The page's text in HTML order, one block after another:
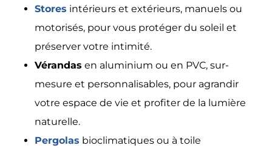
Stores intérieurs et extérieurs, manuels ou
motorisés, pour vous protéger du soleil et
préserver votre intimité.
Vérandas en aluminium ou en PVC, sur-
mesure et personnalisables, pour agrandir
votre espace de vie et profiter de la lumière
naturelle.
Pergolas bioclimatiques ou à toile